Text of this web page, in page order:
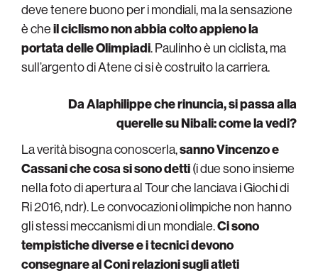
deve tenere buono per i mondiali, ma la sensazione
è cheil ciclismo non abbia colto appieno la
portata delle Olimpiadi. Paulinho è un ciclista, ma
sull’argento di Atene ci si è costruito la carriera.
Da Alaphilippe che rinuncia, si passa alla
querelle su Nibali: come la vedi?
La verità bisogna conoscerla,sanno Vincenzo e
Cassani che cosa si sono detti(i due sono insieme
nella foto di apertura al Tour che lanciava i Giochi di
Ri 2016, ndr). Le convocazioni olimpiche non hanno
gli stessi meccanismi di un mondiale.Ci sono
tempistiche diverse e i tecnici devono
consegnare al Coni relazioni sugli atleti